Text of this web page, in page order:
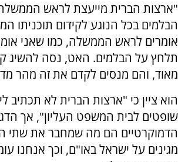
"ארצות הברית מייעצת לראש
הבלמים בכל הנוגע לקידום תוכניתו
אומרים לראש הממשלה, כמו שאני
תלחץ על הבלמים. האט, נסה להשיג
מאוד, והם מנסים לקדם את זה מהר
הוא ציין כי "ארצות הברית לא תכתיב
שופטים לבית המשפט העליון", אך
הדמוקרטיים הם מה שמחבר את שתי
מגינים על ישראל באו"ם, וכך אנחנו